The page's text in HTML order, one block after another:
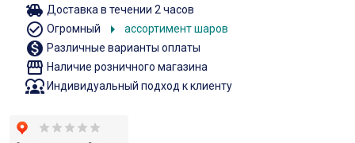
toys Доставка в течении 2 часов
check_circle_outline Огромный arrow_right ассортимент шаров
monetization_on Различные варианты оплаты
storefront Наличие розничного магазина
diversity_1Индивидуальный подход к клиенту